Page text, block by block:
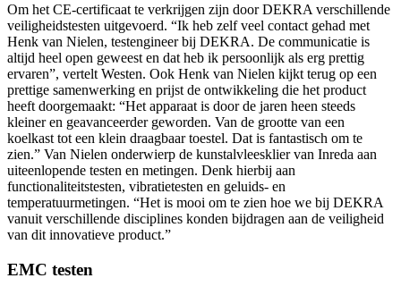
Om het CE-certificaat te verkrijgen zijn door DEKRA verschillende
veiligheidstesten uitgevoerd. “Ik heb zelf veel contact gehad met
Henk van Nielen, testengineer bij DEKRA. De communicatie is
altijd heel open geweest en dat heb ik persoonlijk als erg prettig
ervaren”, vertelt Westen. Ook Henk van Nielen kijkt terug op een
prettige samenwerking en prijst de ontwikkeling die het product
heeft doorgemaakt: “Het apparaat is door de jaren heen steeds
kleiner en geavanceerder geworden. Van de grootte van een
koelkast tot een klein draagbaar toestel. Dat is fantastisch om te
zien.” Van Nielen onderwierp de kunstalvleesklier van Inreda aan
uiteenlopende testen en metingen. Denk hierbij aan
functionaliteitstesten, vibratietesten en geluids- en
temperatuurmetingen. “Het is mooi om te zien hoe we bij DEKRA
vanuit verschillende disciplines konden bijdragen aan de veiligheid
van dit innovatieve product.”
EMC testen